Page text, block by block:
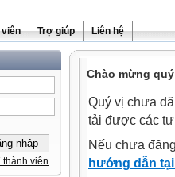
viên Trợ giúp Liên hệ
thành viên
Chào mừng
Quý vị chưa
tải được các
Nếu chưa
hướng dẫn